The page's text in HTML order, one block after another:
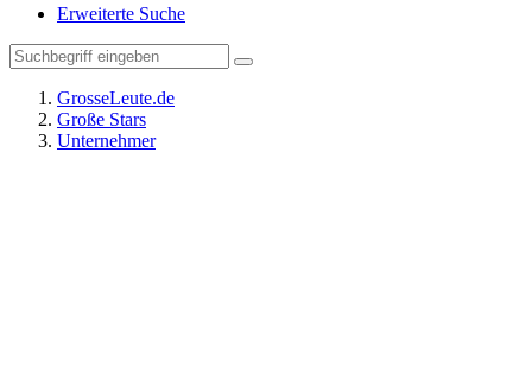
Erweiterte Suche
GrosseLeute.de
Große Stars
Unternehmer